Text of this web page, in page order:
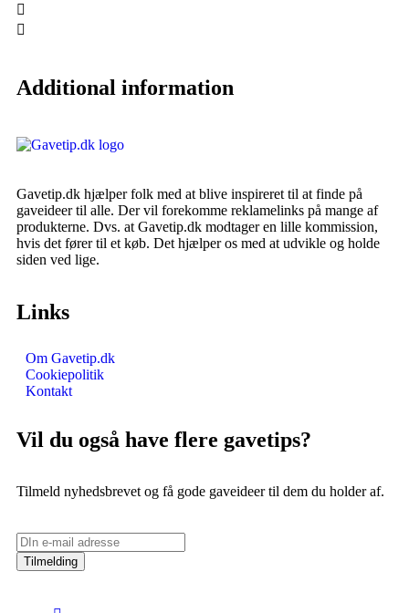
Additional information
Gavetip.dk hjælper folk med at blive inspireret til at finde på
gaveideer til alle. Der vil forekomme reklamelinks på mange af
produkterne. Dvs. at Gavetip.dk modtager en lille kommission,
hvis det fører til et køb. Det hjælper os med at udvikle og holde
siden ved lige.
Links
Om Gavetip.dk
Cookiepolitik
Kontakt
Vil du også have flere gavetips?
Tilmeld nyhedsbrevet og få gode gaveideer til dem du holder af.
Tilmelding